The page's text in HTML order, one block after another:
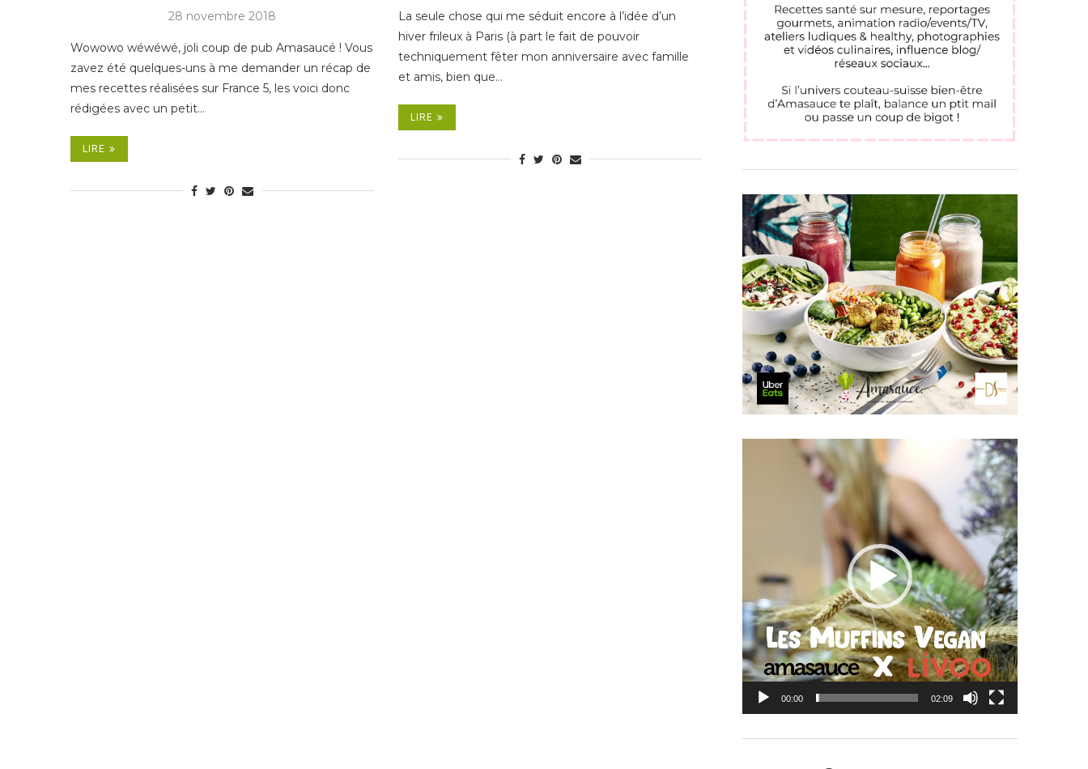
28 novembre 2018
Wowowo wéwéwé, joli coup de pub Amasaucé ! Vous
zavez été quelques-uns à me demander un récap de
mes recettes réalisées sur France 5, les voici donc
rédigées avec un petit…
LIRE
La seule chose qui me séduit encore à l’idée d’un
hiver frileux à Paris (à part le fait de pouvoir
techniquement fêter mon anniversaire avec famille
et amis, bien que…
LIRE
00:00 02:09